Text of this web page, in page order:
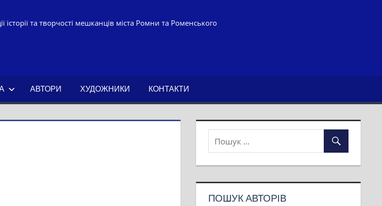
та творчості мешканців міста Ромни та Роменського
АВТОРИ ХУДОЖНИКИ КОНТАКТИ
ПОШУК АВТОРІВ